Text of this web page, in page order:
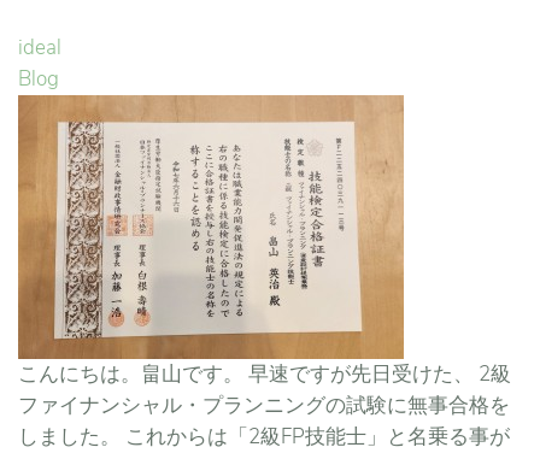
ideal
Blog
こんにちは。畠山です。 早速ですが先日受けた、 2級
ファイナンシャル・プランニングの試験に無事合格を
しました。 これからは「2級FP技能士」と名乗る事が